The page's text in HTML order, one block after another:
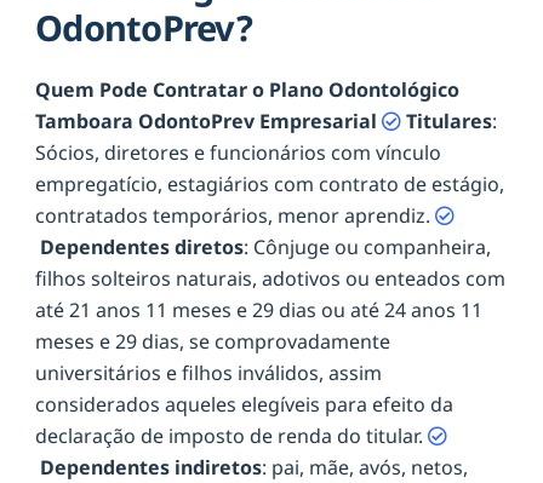
OdontoPrev?
Quem Pode Contratar o Plano Odontológico
Tamboara OdontoPrev Empresarial
Titulares:
Sócios, diretores e funcionários com vínculo
empregatício, estagiários com contrato de estágio,
contratados temporários, menor aprendiz.
Dependentes diretos: Cônjuge ou companheira,
filhos solteiros naturais, adotivos ou enteados com
até 21 anos 11 meses e 29 dias ou até 24 anos 11
meses e 29 dias, se comprovadamente
universitários e filhos inválidos, assim
considerados aqueles elegíveis para efeito da
declaração de imposto de renda do titular.
Dependentes indiretos: pai, mãe, avós, netos,